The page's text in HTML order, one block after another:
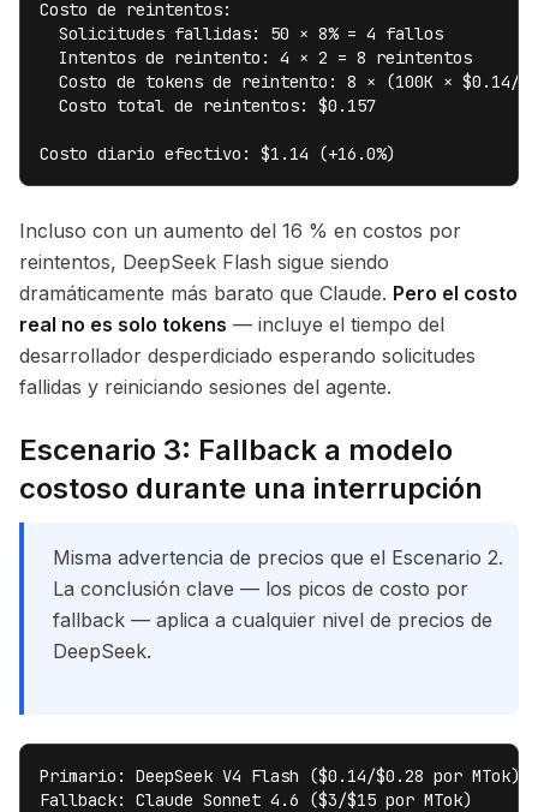
Costo de reintentos:
  Solicitudes fallidas: 50 × 8% = 4 fallos
  Intentos de reintento: 4 × 2 = 8 reintentos
Costo de tokens de reintento: 8 × (100K × $0.14/
  Costo total de reintentos: $0.157
Costo diario efectivo: $1.14 (+16.0%)
Incluso con un aumento del 16 % en costos por
reintentos, DeepSeek Flash sigue siendo
dramáticamente más barato que Claude. Pero el costo
real no es solo tokens — incluye el tiempo del
desarrollador desperdiciado esperando solicitudes
fallidas y reiniciando sesiones del agente.
Escenario 3: Fallback a modelo
costoso durante una interrupción
Misma advertencia de precios que el Escenario 2.
La conclusión clave — los picos de costo por
fallback — aplica a cualquier nivel de precios de
DeepSeek.
Primario: DeepSeek V4 Flash ($0.14/$0.28 por MTok)
Fallback: Claude Sonnet 4.6 ($3/$15 por MTok)